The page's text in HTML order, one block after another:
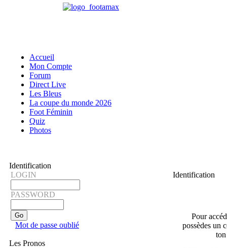
Accueil
Mon Compte
Forum
Direct Live
Les Bleus
La coupe du monde 2026
Foot Féminin
Quiz
Photos
Identification
LOGIN
PASSWORD
Mot de passe oublié
Les Pronos
Identification
Pour
possèdes un
ton